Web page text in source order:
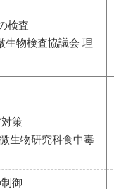
検査
物検査協議会 理
策
生物研究科食中毒
御